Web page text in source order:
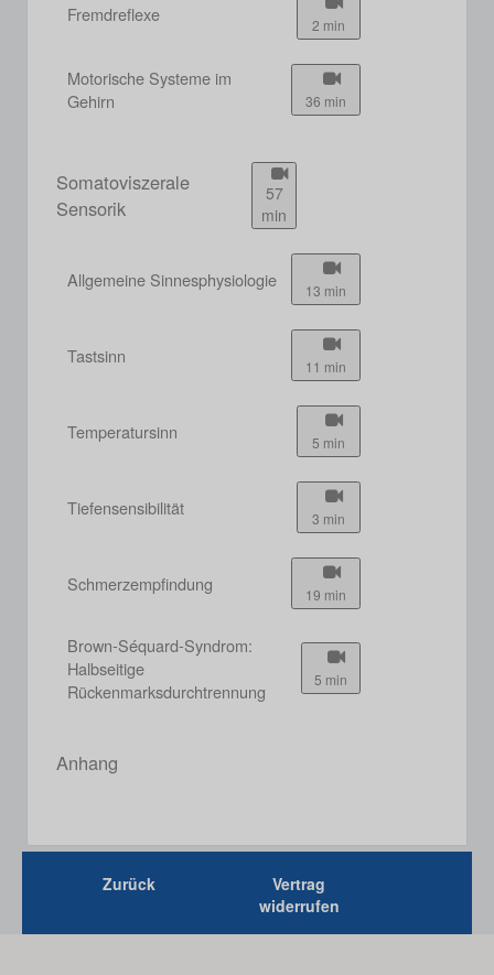
Fremdreflexe 2 min
Motorische Systeme im
Gehirn
36 min
Somatoviszerale
Sensorik
57
min
Allgemeine Sinnesphysiologie 13 min
Tastsinn 11 min
Temperatursinn 5 min
Tiefensensibilität 3 min
Schmerzempfindung 19 min
Brown-Séquard-Syndrom:
Halbseitige
Rückenmarksdurchtrennung
5 min
Anhang
Zurück
Vertrag
widerrufen